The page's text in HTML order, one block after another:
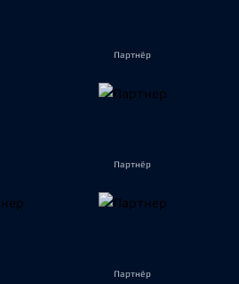
Партнёр
Партнёр
Партнёр